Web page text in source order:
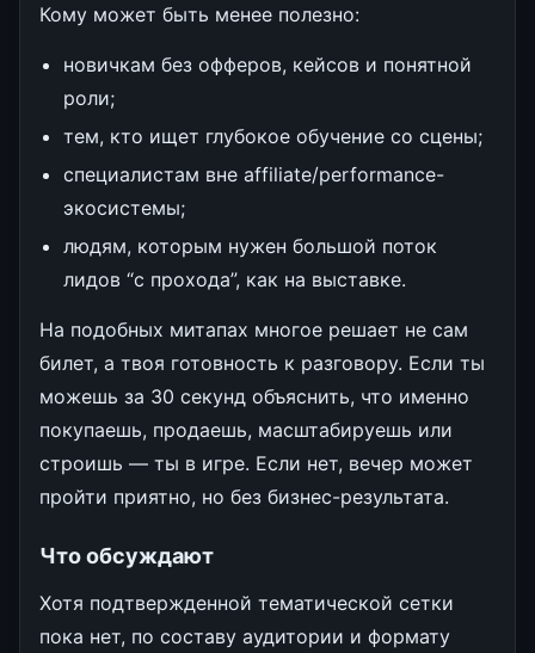
Кому может быть менее полезно:
новичкам без офферов, кейсов и понятной
роли;
тем, кто ищет глубокое обучение со сцены;
специалистам вне affiliate/performance-
экосистемы;
людям, которым нужен большой поток
лидов “с прохода”, как на выставке.
На подобных митапах многое решает не сам
билет, а твоя готовность к разговору. Если ты
можешь за 30 секунд объяснить, что именно
покупаешь, продаешь, масштабируешь или
строишь — ты в игре. Если нет, вечер может
пройти приятно, но без бизнес-результата.
Что обсуждают
Хотя подтвержденной тематической сетки
пока нет, по составу аудитории и формату